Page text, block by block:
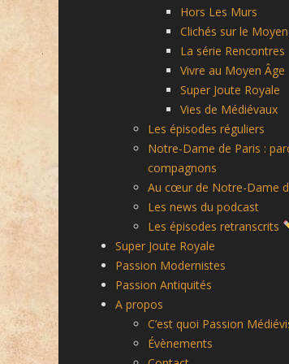
Hors Les Murs
Clichés sur le
La série Rencontres
Vivre au Moyen Âge
Super Joute Royale
Vies de Médiévaux
Les épisodes réguliers
Notre-Dame de Paris :
compagnons
Au cœur de Notre-Dame
Les news du podcast
Les épisodes retranscrits
Super Joute Royale
Passion Modernistes
Passion Antiquités
A propos
C’est quoi Passion
Évènements